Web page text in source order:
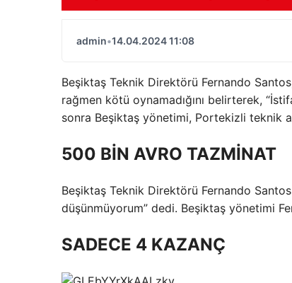
admin•14.04.2024 11:08
Beşiktaş Teknik Direktörü Fernando
rağmen kötü oynamadığını belirterek,
sonra Beşiktaş yönetimi, Portekizli teknik
500 BİN AVRO TAZMİNAT
Beşiktaş Teknik Direktörü Fernando
düşünmüyorum” dedi. Beşiktaş yönetimi
SADECE 4 KAZANÇ